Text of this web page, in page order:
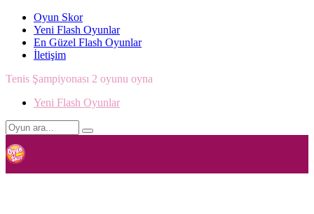
Oyun Skor
Yeni Flash Oyunlar
En Güzel Flash Oyunlar
İletişim
Tenis Şampiyonası 2 oyunu oyna
Yeni Flash Oyunlar